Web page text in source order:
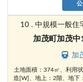
10 . 中規模一般住
加茂町加茂中
加
土地面積：374㎡、利用
造[W]、地上：2階、地下